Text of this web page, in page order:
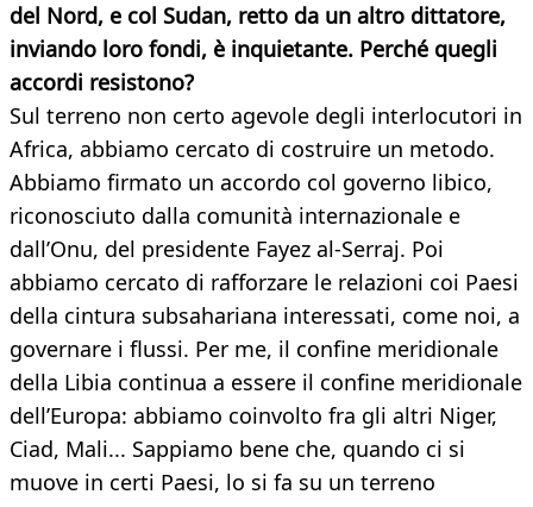
del Nord, e col Sudan, retto da un altro dittatore,
inviando loro fondi, è inquietante. Perché quegli
accordi resistono?
Sul terreno non certo agevole degli interlocutori in
Africa, abbiamo cercato di costruire un metodo.
Abbiamo firmato un accordo col governo libico,
riconosciuto dalla comunità internazionale e
dall’Onu, del presidente Fayez al-Serraj. Poi
abbiamo cercato di rafforzare le relazioni coi Paesi
della cintura subsahariana interessati, come noi, a
governare i flussi. Per me, il confine meridionale
della Libia continua a essere il confine meridionale
dell’Europa: abbiamo coinvolto fra gli altri Niger,
Ciad, Mali... Sappiamo bene che, quando ci si
muove in certi Paesi, lo si fa su un terreno